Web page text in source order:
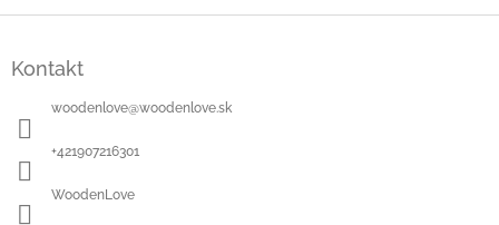
Kontakt
woodenlove@woodenlove.sk
+421907216301
WoodenLove